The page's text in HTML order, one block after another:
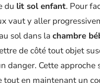
du lit sol enfant. Pour
vaut y aller
sol dans la chambre
de côté tout objet
danger. Cette approche
tout en maintenant un